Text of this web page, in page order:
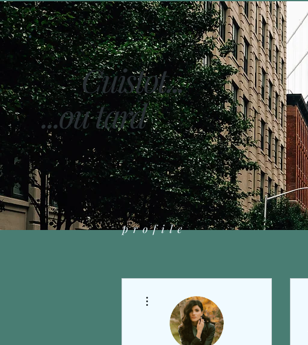
profile
Cuistot...
...ou tard